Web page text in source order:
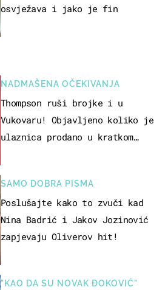
NADMAŠENA OČEKIVANJA
Thompson ruši brojke i u
Vukovaru! Objavljeno koliko je
ulaznica prodano u kratkom
SAMO DOBRA PISMA
Poslušajte kako to zvuči kad
Nina Badrić i Jakov Jozinović
zapjevaju Oliverov hit!
"KAO DA SU NOVAK ĐOKOVIĆ"
osvježava i jako je fin